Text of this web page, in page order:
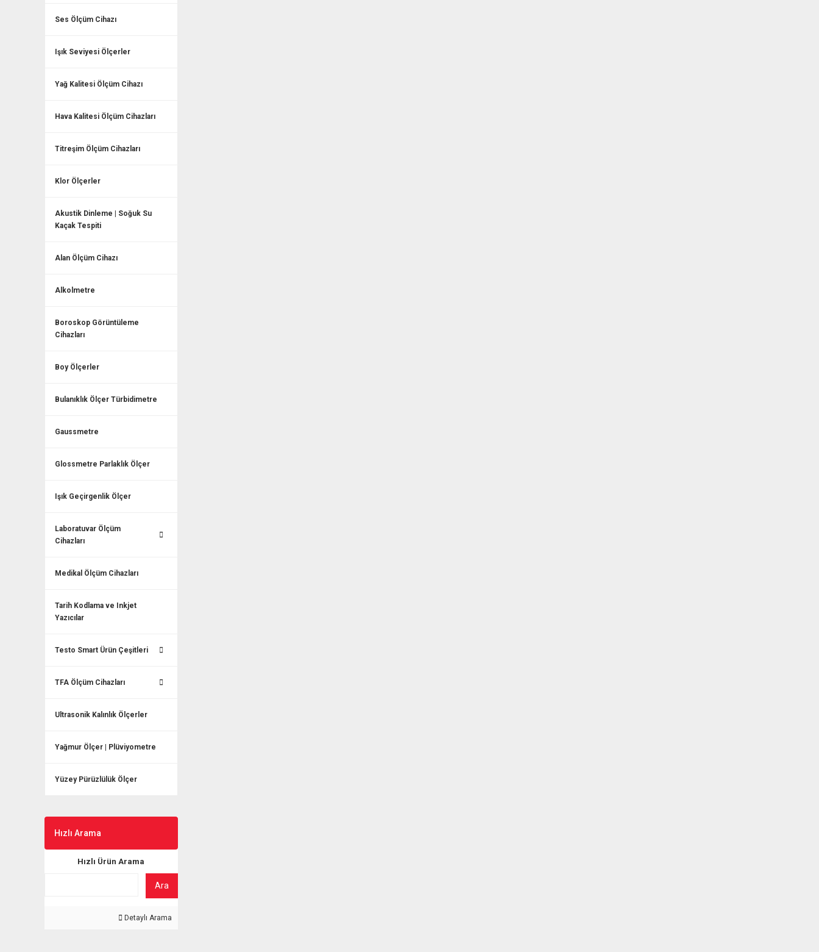
Ses Ölçüm Cihazı
Işık Seviyesi Ölçerler
Yağ Kalitesi Ölçüm Cihazı
Hava Kalitesi Ölçüm Cihazları
Titreşim Ölçüm Cihazları
Klor Ölçerler
Akustik Dinleme | Soğuk Su
Kaçak Tespiti
Alan Ölçüm Cihazı
Alkolmetre
Boroskop Görüntüleme
Cihazları
Boy Ölçerler
Bulanıklık Ölçer Türbidimetre
Gaussmetre
Glossmetre Parlaklık Ölçer
Işık Geçirgenlik Ölçer
Laboratuvar Ölçüm
Cihazları
Medikal Ölçüm Cihazları
Tarih Kodlama ve Inkjet
Yazıcılar
Testo Smart Ürün Çeşitleri
TFA Ölçüm Cihazları
Ultrasonik Kalınlık Ölçerler
Yağmur Ölçer | Plüviyometre
Yüzey Pürüzlülük Ölçer
Hızlı Arama
Hızlı Ürün Arama
Ara
Detaylı Arama